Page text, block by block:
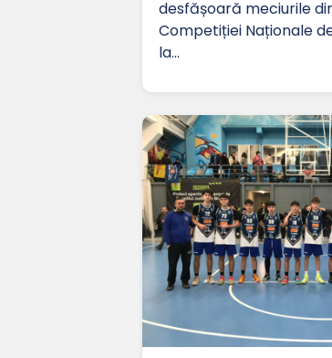
desfășoară meciurile
Competiției Naționale
la…